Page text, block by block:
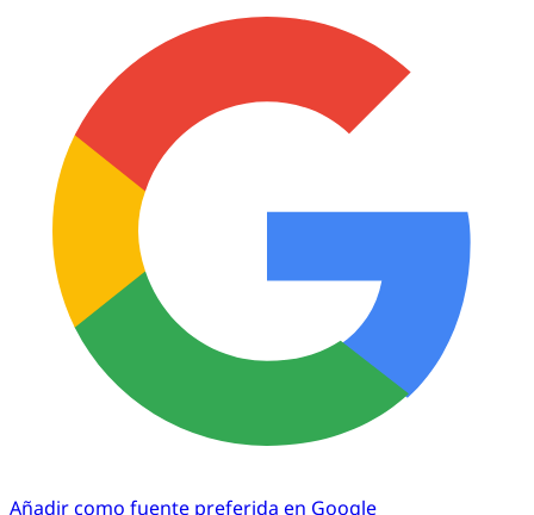
Añadir como fuente preferida en Google